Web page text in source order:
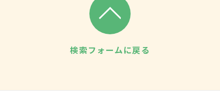
検索フォームに戻る